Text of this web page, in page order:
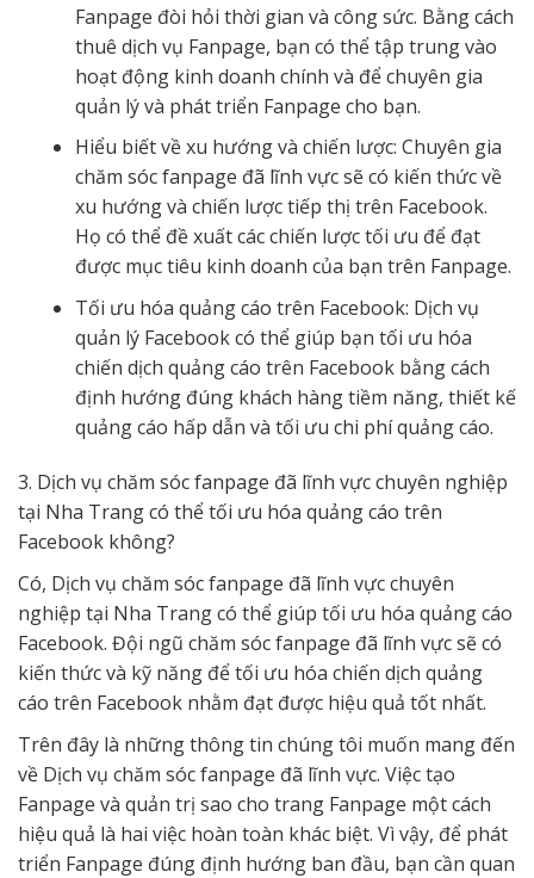
Fanpage đòi hỏi thời gian và công sức. Bằng cách
thuê dịch vụ Fanpage, bạn có thể tập trung vào
hoạt động kinh doanh chính và để chuyên gia
quản lý và phát triển Fanpage cho bạn.
Hiểu biết về xu hướng và chiến lược: Chuyên gia
chăm sóc fanpage đã lĩnh vực sẽ có kiến thức về
xu hướng và chiến lược tiếp thị trên Facebook.
Họ có thể đề xuất các chiến lược tối ưu để đạt
được mục tiêu kinh doanh của bạn trên Fanpage.
Tối ưu hóa quảng cáo trên Facebook: Dịch vụ
quản lý Facebook có thể giúp bạn tối ưu hóa
chiến dịch quảng cáo trên Facebook bằng cách
định hướng đúng khách hàng tiềm năng, thiết kế
quảng cáo hấp dẫn và tối ưu chi phí quảng cáo.
3. Dịch vụ chăm sóc fanpage đã lĩnh vực chuyên nghiệp
tại Nha Trang có thể tối ưu hóa quảng cáo trên
Facebook không?
Có, Dịch vụ chăm sóc fanpage đã lĩnh vực chuyên
nghiệp tại Nha Trang có thể giúp tối ưu hóa quảng cáo
Facebook. Đội ngũ chăm sóc fanpage đã lĩnh vực sẽ có
kiến thức và kỹ năng để tối ưu hóa chiến dịch quảng
cáo trên Facebook nhằm đạt được hiệu quả tốt nhất.
Trên đây là những thông tin chúng tôi muốn mang đến
về Dịch vụ chăm sóc fanpage đã lĩnh vực. Việc tạo
Fanpage và quản trị sao cho trang Fanpage một cách
hiệu quả là hai việc hoàn toàn khác biệt. Vì vậy, để phát
triển Fanpage đúng định hướng ban đầu, bạn cần quan